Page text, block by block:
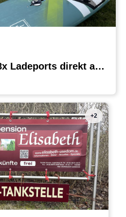
Surf&Charge - 8x Ladeports direkt am Windsurfspot Burger See
+2